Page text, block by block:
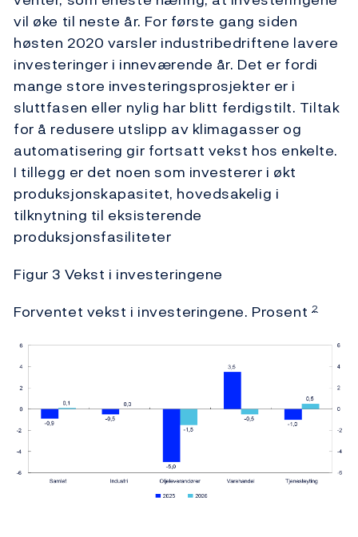
vil øke til neste år. For første gang siden
høsten 2020 varsler industribedriftene lavere
investeringer i inneværende år. Det er fordi
mange store investeringsprosjekter er i
sluttfasen eller nylig har blitt ferdigstilt. Tiltak
for å redusere utslipp av klimagasser og
automatisering gir fortsatt vekst hos enkelte.
I tillegg er det noen som investerer i økt
produksjonskapasitet, hovedsakelig i
tilknytning til eksisterende
produksjonsfasiliteter
Figur 3 Vekst i investeringene
Forventet vekst i investeringene. Prosent 2